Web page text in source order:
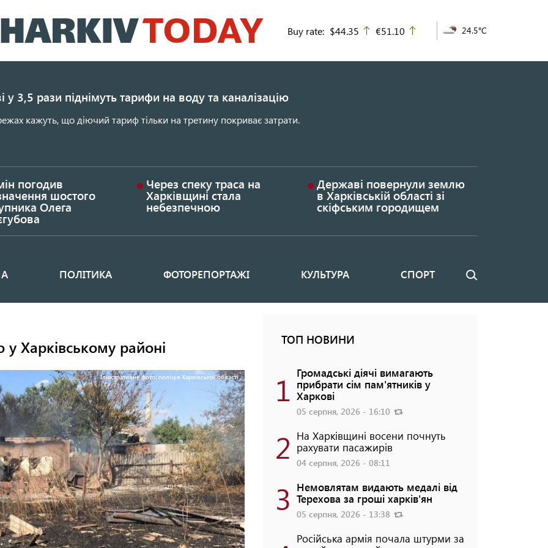
до
основного
Buy rate: $44.35 up
€51.10 24.5°C
у 3,5 рази піднімуть тарифи на воду та каналізацію
кажуть, що діючий тариф тільки на третину покриває затрати.
погодив
шостого
Олега
Через спеку траса на
Харківщині стала
небезпечною
Державі повернули землю
в Харківській області зі
скіфським городищем
ПОЛІТИКА ФОТОРЕПОРТАЖІ КУЛЬТУРА СПОРТ Пошук
у Харківському районі
Ілюстративне фото: поліція Харківської області
ТОП НОВИНИ
1 Громадські діячі вимагають
прибрати сім пам'ятників у
Харкові
05 серпня, 2026 - 16:10
2 На Харківщині восени почнуть
рахувати пасажирів
04 серпня, 2026 - 08:11
3 Немовлятам видають медалі від
Терехова за гроші харків'ян
05 серпня, 2026 - 13:38
Російська армія почала штурми за